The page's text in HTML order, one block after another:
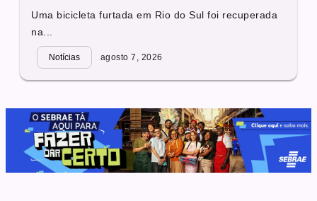
Uma bicicleta furtada em Rio do Sul foi recuperada
na...
Notícias agosto 7, 2026